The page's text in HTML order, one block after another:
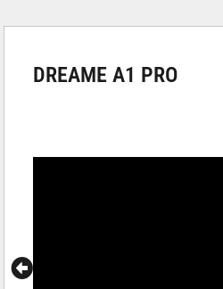
DREAME A1 PRO